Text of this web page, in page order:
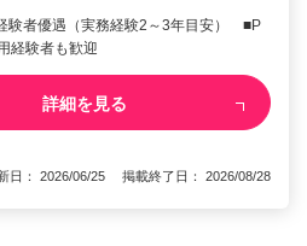
験者優遇（実務経験2～3年目安） ■P
経験者も歓迎
詳細を見る
日： 2026/06/25 掲載終了日： 2026/08/28